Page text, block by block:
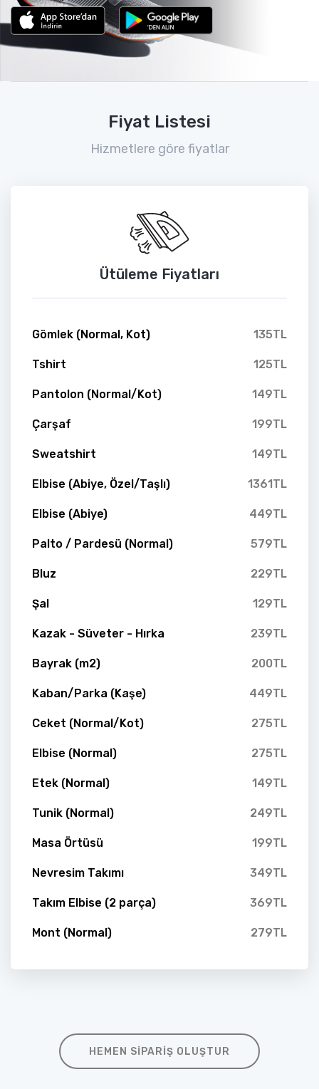
Fiyat Listesi
Hizmetlere göre fiyatlar
Ütüleme Fiyatları
Gömlek (Normal, Kot) 135TL
Tshirt 125TL
Pantolon (Normal/Kot) 149TL
Çarşaf 199TL
Sweatshirt 149TL
Elbise (Abiye, Özel/Taşlı) 1361TL
Elbise (Abiye) 449TL
Palto / Pardesü (Normal) 579TL
Bluz 229TL
Şal 129TL
Kazak - Süveter - Hırka 239TL
Bayrak (m2) 200TL
Kaban/Parka (Kaşe) 449TL
Ceket (Normal/Kot) 275TL
Elbise (Normal) 275TL
Etek (Normal) 149TL
Tunik (Normal) 249TL
Masa Örtüsü 199TL
Nevresim Takımı 349TL
Takım Elbise (2 parça) 369TL
Mont (Normal) 279TL
HEMEN SIPARIŞ OLUŞTUR